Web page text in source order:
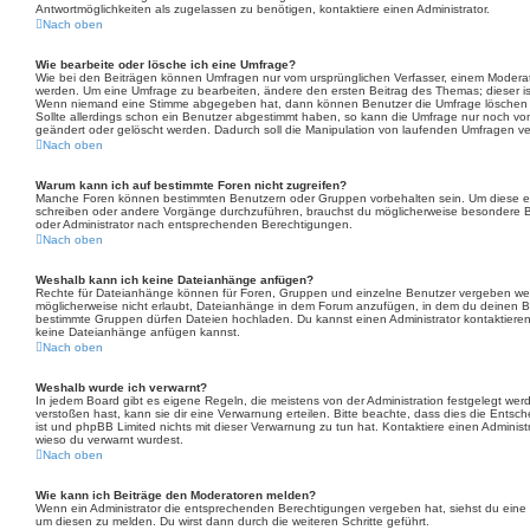
Antwortmöglichkeiten als zugelassen zu benötigen, kontaktiere einen Administrator.
Nach oben
Wie bearbeite oder lösche ich eine Umfrage?
Wie bei den Beiträgen können Umfragen nur vom ursprünglichen Verfasser, einem
werden. Um eine Umfrage zu bearbeiten, ändere den ersten Beitrag des Themas; dieser
Wenn niemand eine Stimme abgegeben hat, dann können Benutzer die Umfrage
Sollte allerdings schon ein Benutzer abgestimmt haben, so kann die Umfrage nur noch
geändert oder gelöscht werden. Dadurch soll die Manipulation von laufenden Umfragen
Nach oben
Warum kann ich auf bestimmte Foren nicht zugreifen?
Manche Foren können bestimmten Benutzern oder Gruppen vorbehalten sein. Um diese
schreiben oder andere Vorgänge durchzuführen, brauchst du möglicherweise besondere
oder Administrator nach entsprechenden Berechtigungen.
Nach oben
Weshalb kann ich keine Dateianhänge anfügen?
Rechte für Dateianhänge können für Foren, Gruppen und einzelne Benutzer vergeben
möglicherweise nicht erlaubt, Dateianhänge in dem Forum anzufügen, in dem du deinen
bestimmte Gruppen dürfen Dateien hochladen. Du kannst einen Administrator
keine Dateianhänge anfügen kannst.
Nach oben
Weshalb wurde ich verwarnt?
In jedem Board gibt es eigene Regeln, die meistens von der Administration festgelegt
verstoßen hast, kann sie dir eine Verwarnung erteilen. Bitte beachte, dass dies die
ist und phpBB Limited nichts mit dieser Verwarnung zu tun hat. Kontaktiere einen
wieso du verwarnt wurdest.
Nach oben
Wie kann ich Beiträge den Moderatoren melden?
Wenn ein Administrator die entsprechenden Berechtigungen vergeben hat, siehst du
um diesen zu melden. Du wirst dann durch die weiteren Schritte geführt.